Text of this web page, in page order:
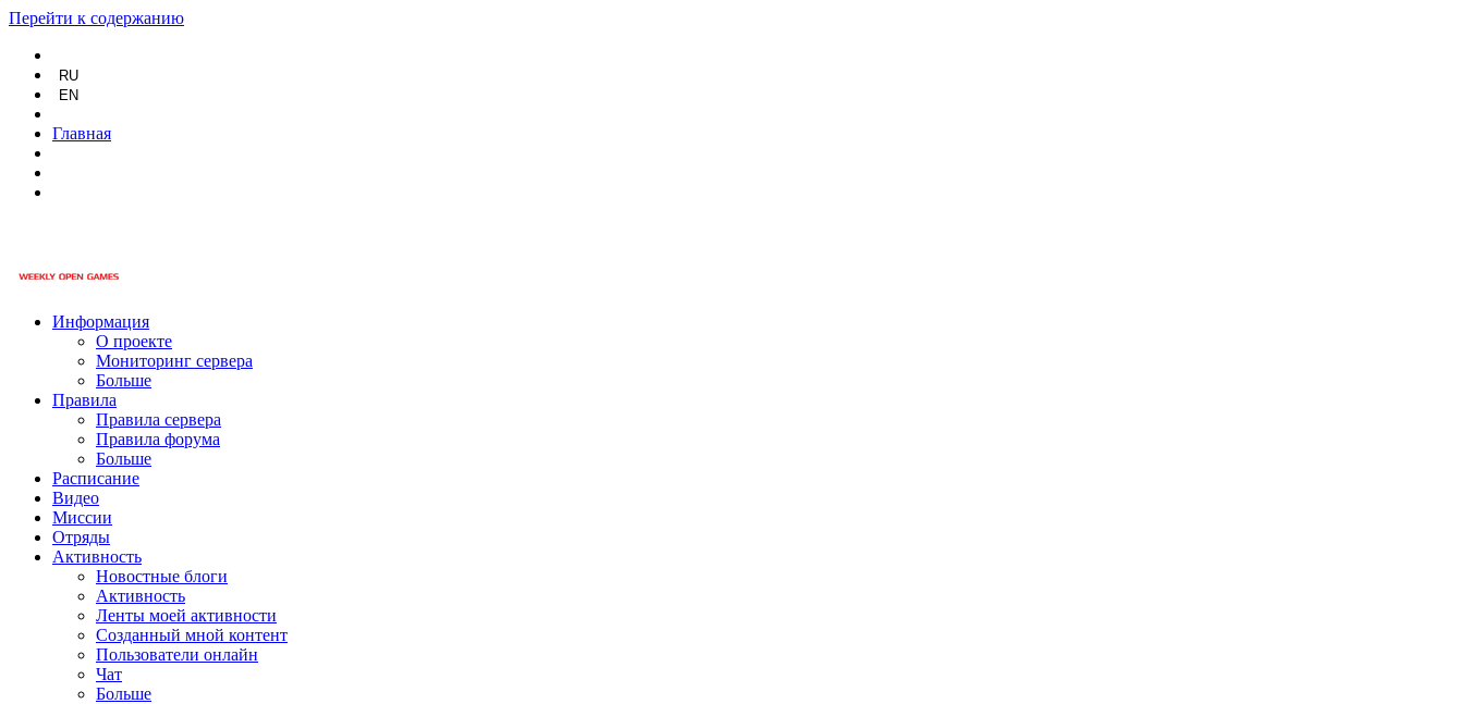
Перейти к содержанию
RU
EN
Главная
Информация
О проекте
Мониторинг сервера
Больше
Правила
Правила сервера
Правила форума
Больше
Расписание
Видео
Миссии
Отряды
Активность
Новостные блоги
Активность
Ленты моей активности
Созданный мной контент
Пользователи онлайн
Чат
Больше